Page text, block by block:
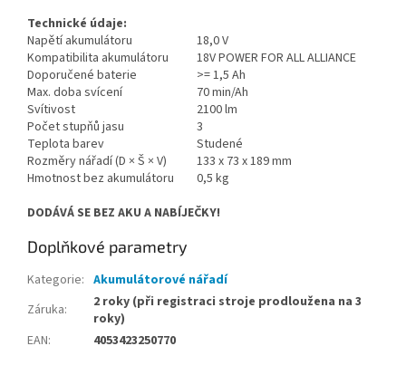
Technické údaje:
Napětí akumulátoru
18,0 V
Kompatibilita akumulátoru
18V POWER FOR ALL ALLIANCE
Doporučené baterie
>= 1,5 Ah
Max. doba svícení
70 min/Ah
Svítivost
2100 lm
Počet stupňů jasu
3
Teplota barev
Studené
Rozměry nářadí (D × Š × V)
133 x 73 x 189 mm
Hmotnost bez akumulátoru
0,5 kg
DODÁVÁ SE BEZ AKU A NABÍJEČKY!
Doplňkové parametry
Kategorie: Akumulátorové nářadí
Záruka:
2 roky (při registraci stroje prodloužena na 3
roky)
EAN: 4053423250770